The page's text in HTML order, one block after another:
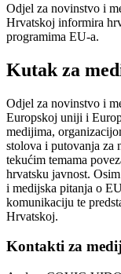
Odjel za novinstvo i
Hrvatskoj informira
programima EU-a.
Kutak za
Odjel za novinstvo i
Europskoj uniji i
medijima,
stolova i putovanja za
tekućim temama
hrvatsku javnost.
i medijska pitanja o
komunikaciju te
Hrvatskoj.
Kontakti za